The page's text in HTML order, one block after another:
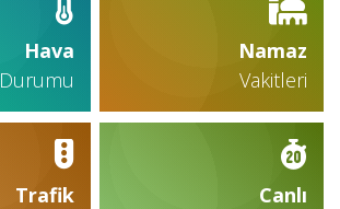
Hava
Durumu
Namaz
Vakitleri
Trafik
Canlı